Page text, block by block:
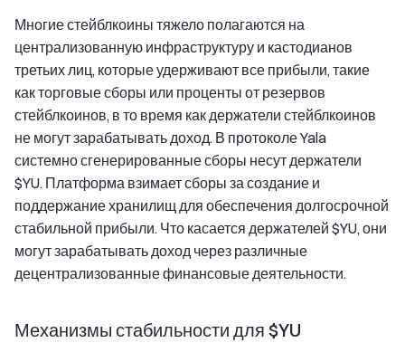
Многие стейблкоины тяжело полагаются на
централизованную инфраструктуру и кастодианов
третьих лиц, которые удерживают все прибыли, такие
как торговые сборы или проценты от резервов
стейблкоинов, в то время как держатели стейблкоинов
не могут зарабатывать доход. В протоколе Yala
системно сгенерированные сборы несут держатели
$YU. Платформа взимает сборы за создание и
поддержание хранилищ для обеспечения долгосрочной
стабильной прибыли. Что касается держателей $YU, они
могут зарабатывать доход через различные
децентрализованные финансовые деятельности.
Механизмы стабильности для $YU